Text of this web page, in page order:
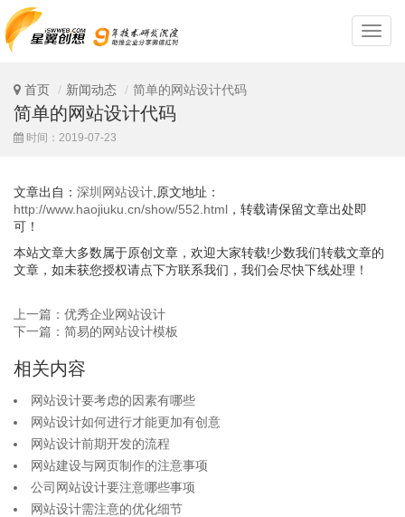
深
圳
首页 新闻动态 简单的网站设计代码
简单的网站设计代码
时间：2019-07-23
文章出自： 深圳网站设计 ,原文地址：
http://www.haojiuku.cn/show/552.html ，转载请保留文章出处即
可！
本站文章大多数属于原创文章，欢迎大家转载!少数我们转载文章的
文章，如未获您授权请点下方联系我们，我们会尽快下线处理！
上一篇：优秀企业网站设计
下一篇：简易的网站设计模板
相关内容
网站设计要考虑的因素有哪些
网站设计如何进行才能更加有创意
网站设计前期开发的流程
网站建设与网页制作的注意事项
公司网站设计要注意哪些事项
网站设计需注意的优化细节